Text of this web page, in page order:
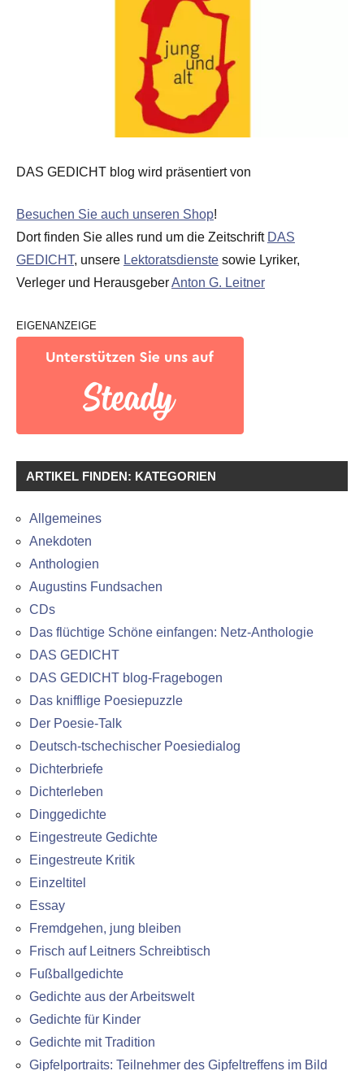
DAS GEDICHT blog wird präsentiert von
Besuchen Sie auch unseren Shop!
Dort finden Sie alles rund um die Zeitschrift DAS
GEDICHT, unsere Lektoratsdienste sowie Lyriker,
Verleger und HerausgeberAnton G. Leitner
EIGENANZEIGE
ARTIKEL FINDEN: KATEGORIEN
Allgemeines
Anekdoten
Anthologien
Augustins Fundsachen
CDs
Das flüchtige Schöne einfangen: Netz-Anthologie
DAS GEDICHT
DAS GEDICHT blog-Fragebogen
Das knifflige Poesiepuzzle
Der Poesie-Talk
Deutsch-tschechischer Poesiedialog
Dichterbriefe
Dichterleben
Dinggedichte
Eingestreute Gedichte
Eingestreute Kritik
Einzeltitel
Essay
Fremdgehen, jung bleiben
Frisch auf Leitners Schreibtisch
Fußballgedichte
Gedichte aus der Arbeitswelt
Gedichte für Kinder
Gedichte mit Tradition
Gipfelportraits: Teilnehmer des Gipfeltreffens im Bild